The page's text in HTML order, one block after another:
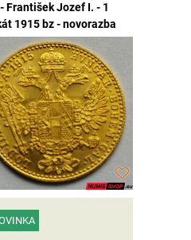
František Jozef I. - 1
1915 bz - novorazba